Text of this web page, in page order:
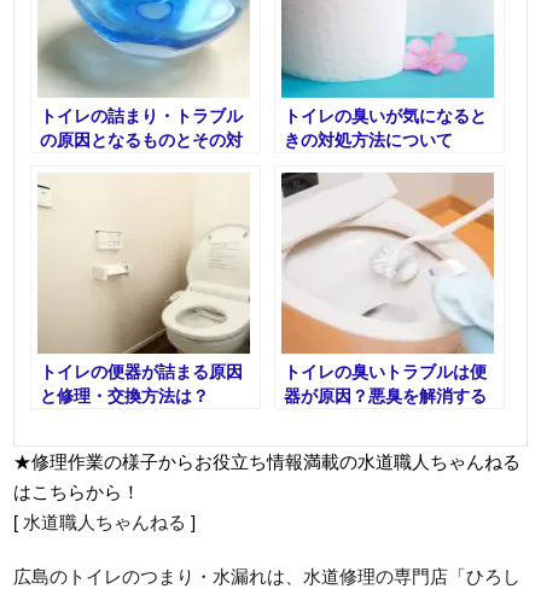
トイレの詰まり・トラブル
の原因となるものとその対
トイレの臭いが気になると
きの対処方法について
トイレの便器が詰まる原因
と修理・交換方法は？
トイレの臭いトラブルは便
器が原因？悪臭を解消する
★修理作業の様子からお役立ち情報満載の水道職人ちゃんねる
はこちらから！
[水道職人ちゃんねる ]
広島のトイレのつまり・水漏れは、水道修理の専門店「ひろし